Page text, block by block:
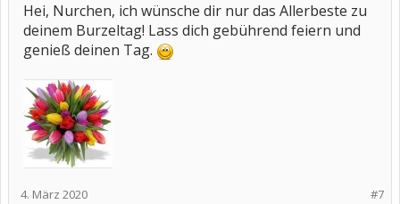
Hei, Nurchen, ich wünsche dir nur das Allerbeste zu
deinem Burzeltag! Lass dich gebührend feiern und
genieß deinen Tag.
#7
4. März 2020